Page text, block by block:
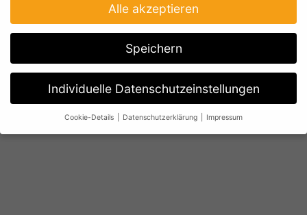
Alle akzeptieren
Speichern
Individuelle Datenschutzeinstellungen
Cookie-Details Datenschutzerklärung Impressum
Datenschutzeinstellungen